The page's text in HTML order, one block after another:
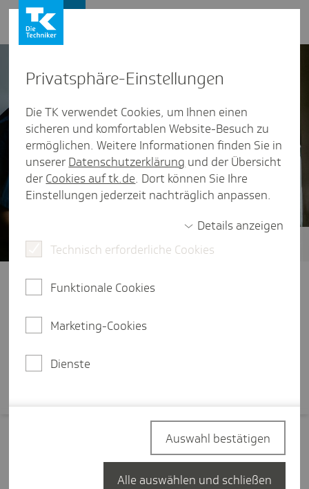
Konzepte für ein gesundes
Pflegende Angehörige
Mehr erfahren
Filter zurücksetzen
Privat­sphäre-Einstel­lungen
Die TK verwendet Cookies, um Ihnen einen
sicheren und komfortablen Website-Besuch zu
ermöglichen. Weitere Informationen finden Sie in
unserer Datenschutzerklärung und der Übersicht
der Cookies auf tk.de. Dort können Sie Ihre
Einstellungen jederzeit nachträglich anpassen.
Details anzeigen
Technisch erforderliche Cookies
Funktionale Cookies
Marketing-Cookies
Dienste
Auswahl bestätigen
Alle auswählen und schließen